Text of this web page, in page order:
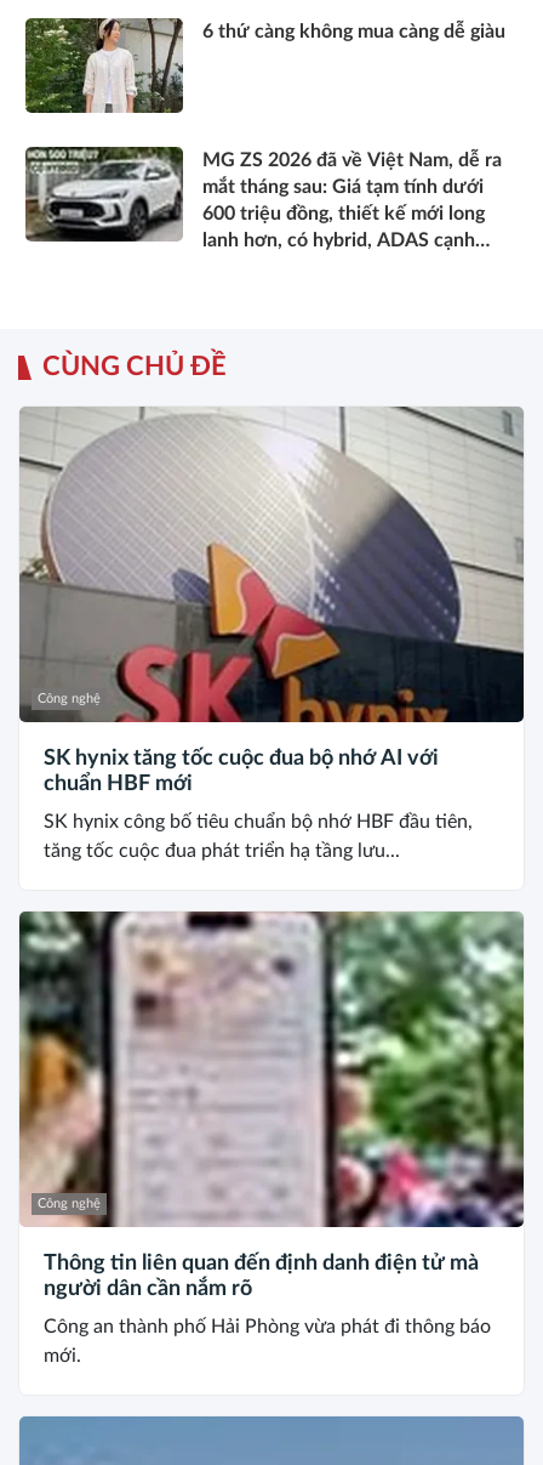
6 thứ càng không mua càng dễ giàu
MG ZS 2026 đã về Việt Nam, dễ ra
mắt tháng sau: Giá tạm tính dưới
600 triệu đồng, thiết kế mới long
lanh hơn, có hybrid, ADAS cạnh
CÙNG CHỦ ĐỀ
Công nghệ
SK hynix tăng tốc cuộc đua bộ nhớ AI với
chuẩn HBF mới
SK hynix công bố tiêu chuẩn bộ nhớ HBF đầu tiên,
tăng tốc cuộc đua phát triển hạ tầng lưu...
Công nghệ
Thông tin liên quan đến định danh điện tử mà
người dân cần nắm rõ
Công an thành phố Hải Phòng vừa phát đi thông báo
mới.